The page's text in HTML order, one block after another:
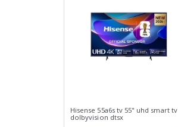
Hisense 55a6s tv 55" uhd smart tv
dolbyvision dtsx